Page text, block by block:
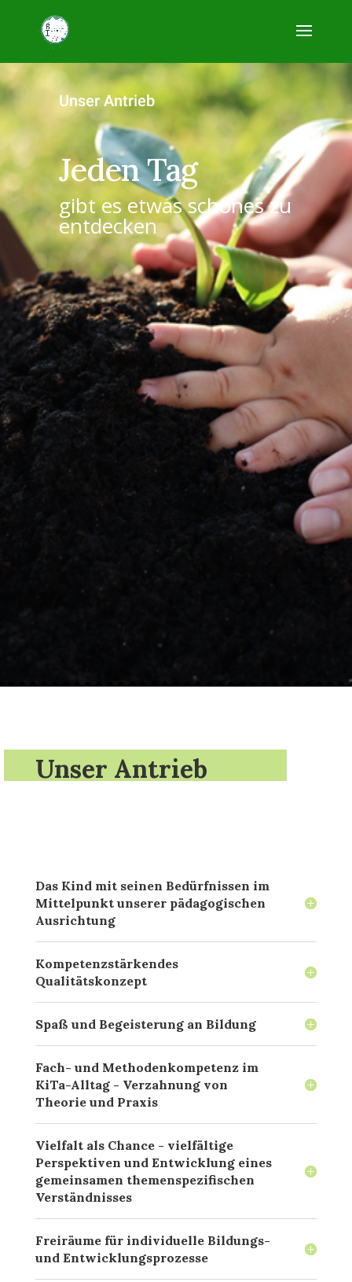
Unser Antrieb
Jeden Tag
gibt es etwas schönes zu
entdecken
Unser Antrieb
Das Kind mit seinen Bedürfnissen im
Mittelpunkt unserer pädagogischen
Ausrichtung
Kompetenzstärkendes
Qualitätskonzept
Spaß und Begeisterung an Bildung
Fach- und Methodenkompetenz im
KiTa-Alltag - Verzahnung von
Theorie und Praxis
Vielfalt als Chance - vielfältige
Perspektiven und Entwicklung eines
gemeinsamen themenspezifischen
Verständnisses
Freiräume für individuelle Bildungs-
und Entwicklungsprozesse